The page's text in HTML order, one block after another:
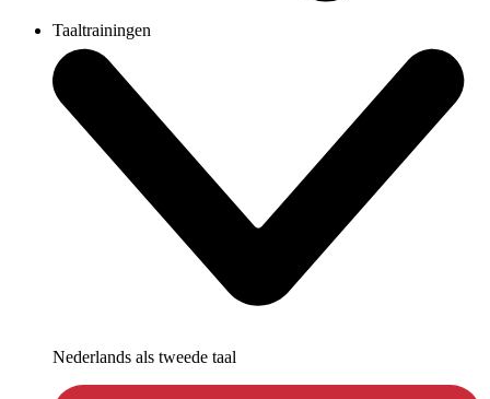
Taaltrainingen
Nederlands als tweede taal